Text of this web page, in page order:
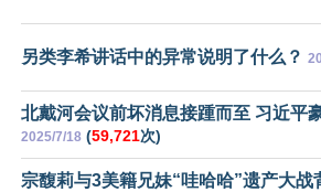
另类李希讲话中的异常说明了什么？
北戴河会议前坏消息接踵而至 习近平
2025/7/18 (59,721次)
宗馥莉与3美籍兄妹“哇哈哈”遗产大战